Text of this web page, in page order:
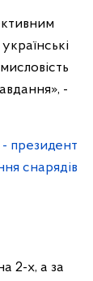
-
2-х, а за